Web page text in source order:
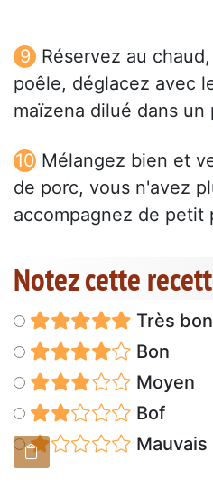
Réservez au
poêle, déglacez avec
maïzena dilué dans un
Mélangez bien et
de porc, vous n'avez
accompagnez de petit
Notez cette
Très
Bon
Moyen
Bof
Mauvais